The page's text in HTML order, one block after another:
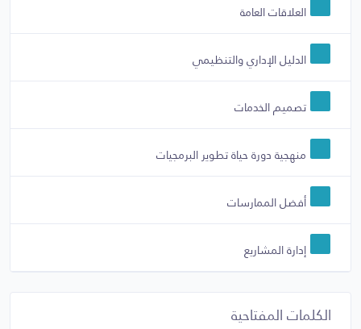
العلاقات العامة
الدليل الإداري والتنظيمي
تصميم الخدمات
منهجية دورة حياة تطوير البرمجيات
أفضل الممارسات
إدارة المشاريع
الكلمات المفتاحية